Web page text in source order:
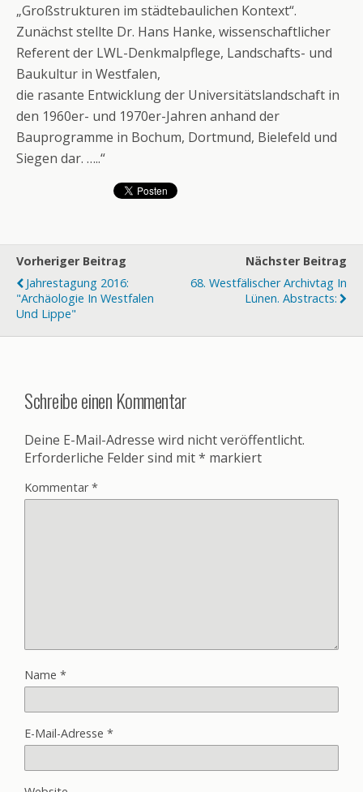
„Großstrukturen im städtebaulichen Kontext“.
Zunächst stellte Dr. Hans Hanke, wissenschaftlicher
Referent der LWL-Denkmalpflege, Landschafts- und
Baukultur in Westfalen,
die rasante Entwicklung der Universitätslandschaft in
den 1960er- und 1970er-Jahren anhand der
Bauprogramme in Bochum, Dortmund, Bielefeld und
Siegen dar. …..“
Vorheriger Beitrag
Jahrestagung 2016:
"Archäologie In Westfalen
Und Lippe"
Nächster Beitrag
68. Westfälischer Archivtag In
Lünen. Abstracts:
Schreibe einen Kommentar
Deine E-Mail-Adresse wird nicht veröffentlicht.
Erforderliche Felder sind mit* markiert
Kommentar*
Name *
E-Mail-Adresse *